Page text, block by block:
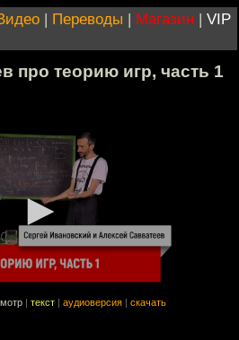
| Переводы | Магазин | VIP
про теорию игр, часть 1
текст аудиоверсия скачать